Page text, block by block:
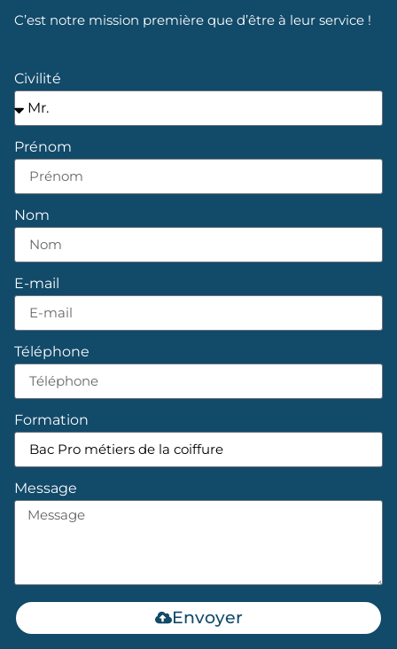
C’est notre mission première que d’être à leur service !
Civilité
Prénom
Nom
E-mail
Téléphone
Formation
Message
Envoyer